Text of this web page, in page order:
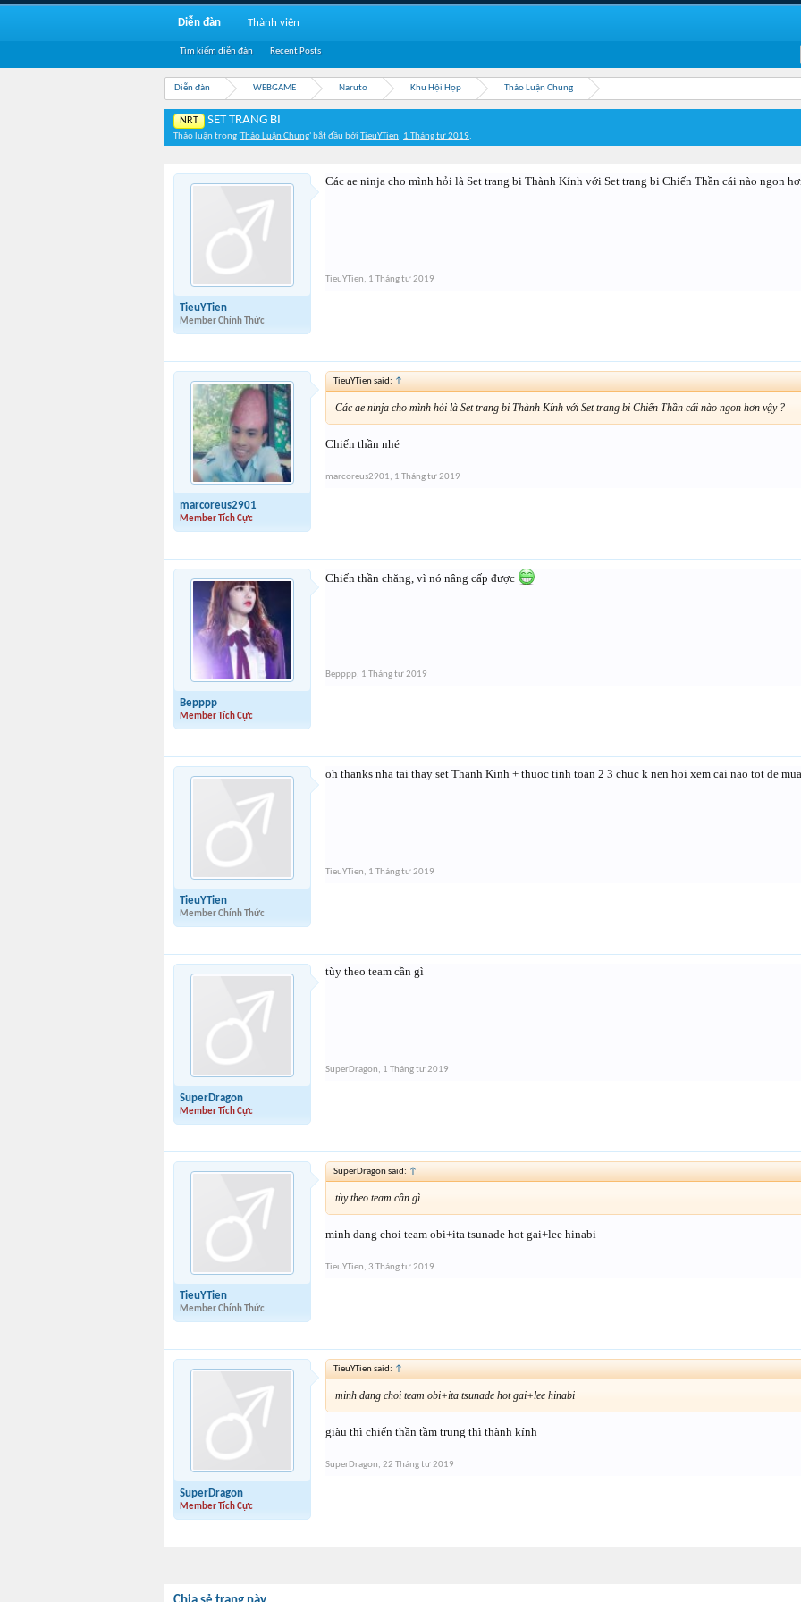
Diễn đàn WEBGAME Naruto Khu Hội Họp Thảo Luận Chung
NRT SET TRANG BI
Thảo luận trong 'Thảo Luận Chung' bắt đầu bởi TieuYTien, 1 Tháng tư 2019.
TieuYTien
Member Chính Thức
Các ae ninja cho mình hỏi là Set trang bi Thành Kính với Set trang bi Chiến Thần cái nào ngon
TieuYTien, 1 Tháng tư 2019
marcoreus2901
Member Tích Cực
TieuYTien said: ↑
Các ae ninja cho mình hỏi là Set trang bi Thành Kính với Set trang bi Chiến Thần cái nào ngon hơn vậy ?
Chiến thần nhé
marcoreus2901, 1 Tháng tư 2019
Bepppp
Member Tích Cực
Chiến thần chăng, vì nó nâng cấp được
Bepppp, 1 Tháng tư 2019
TieuYTien
Member Chính Thức
oh thanks nha tai thay set Thanh Kinh + thuoc tinh toan 2 3 chuc k nen hoi xem cai nao tot de mua
TieuYTien, 1 Tháng tư 2019
SuperDragon
Member Tích Cực
tùy theo team cần gì
SuperDragon, 1 Tháng tư 2019
TieuYTien
Member Chính Thức
SuperDragon said: ↑
tùy theo team cần gì
minh dang choi team obi+ita tsunade hot gai+lee hinabi
TieuYTien, 3 Tháng tư 2019
SuperDragon
Member Tích Cực
TieuYTien said: ↑
minh dang choi team obi+ita tsunade hot gai+lee hinabi
giàu thì chiến thần tầm trung thì thành kính
SuperDragon, 22 Tháng tư 2019
Diễn đàn
Tìm kiếm diễn đàn Recent Posts
Thành viên